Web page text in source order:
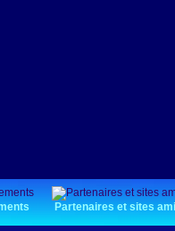
Partenaires et sites